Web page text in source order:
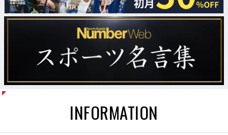
INFORMATION